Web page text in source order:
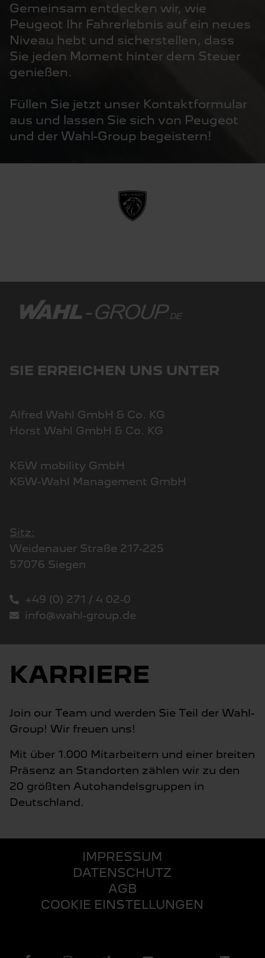
Gemeinsam entdecken wir, wie
Peugeot Ihr Fahrerlebnis auf ein neues
Niveau hebt und sicherstellen, dass
Sie jeden Moment hinter dem Steuer
genießen.
Füllen Sie jetzt unser Kontaktformular
aus und lassen Sie sich von Peugeot
und der Wahl-Group begeistern!
SIE ERREICHEN UNS UNTER
Alfred Wahl GmbH & Co. KG
Horst Wahl GmbH & Co. KG
K&W mobility GmbH
K&W-Wahl Management GmbH
Sitz:
Weidenauer Straße 217-225
57076 Siegen
+49 (0) 271 / 4 02-0
info@wahl-group.de
KARRIERE
Join our Team und werden Sie Teil der Wahl-
Group! Wir freuen uns!
Mit über 1.000 Mitarbeitern und einer breiten
Präsenz an Standorten zählen wir zu den
20 größten Autohandelsgruppen in
Deutschland.
IMPRESSUM
DATENSCHUTZ
AGB
COOKIE EINSTELLUNGEN